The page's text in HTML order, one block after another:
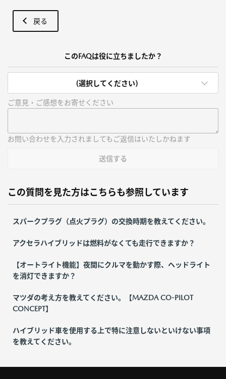
戻る
このFAQは役に立ちましたか？
(選択してください)
ご意見・ご感想をお寄せください
お問い合わせを入力されましてもご返信はいたしかねます
送信する
この質問を見た方はこちらも参照しています
スパークプラグ（点火プラグ）の交換時期を教えてください。
アクセラハイブリッドは燃料がなくても走行できますか？
【オートライト機能】夜間にクルマを動かす際、ヘッドライト
を消灯できますか？
マツダの考え方を教えてください。【MAZDA CO-PILOT
CONCEPT】
ハイブリッド車を使用する上で特に注意しないといけない事項
を教えてください。